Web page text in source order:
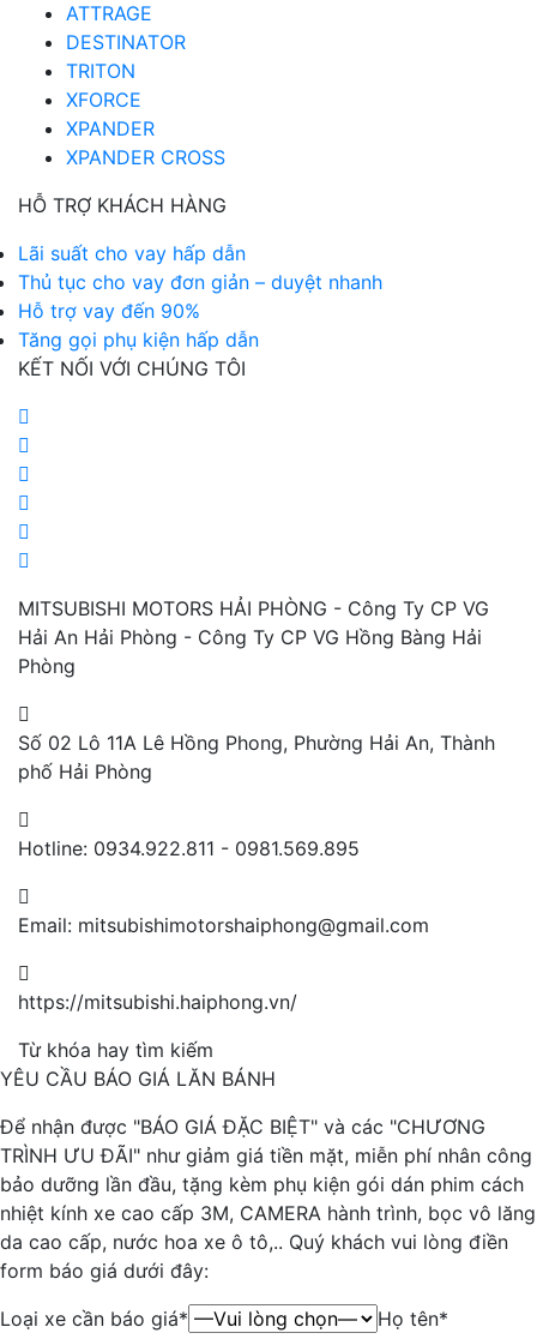
ATTRAGE
DESTINATOR
TRITON
XFORCE
XPANDER
XPANDER CROSS
HỖ TRỢ KHÁCH HÀNG
Lãi suất cho vay hấp dẫn
Thủ tục cho vay đơn giản – duyệt nhanh
Hỗ trợ vay đến 90%
Tăng gọi phụ kiện hấp dẫn
KẾT NỐI VỚI CHÚNG TÔI
MITSUBISHI MOTORS HẢI PHÒNG - Công Ty CP VG
Hải An Hải Phòng - Công Ty CP VG Hồng Bàng Hải
Phòng
Số 02 Lô 11A Lê Hồng Phong, Phường Hải An, Thành
phố Hải Phòng
Hotline: 0934.922.811 - 0981.569.895
Email: mitsubishimotorshaiphong@gmail.com
https://mitsubishi.haiphong.vn/
Từ khóa hay tìm kiếm
YÊU CẦU BÁO GIÁ LĂN BÁNH
Để nhận được "BÁO GIÁ ĐẶC BIỆT" và các "CHƯƠNG
TRÌNH ƯU ĐÃI" như giảm giá tiền mặt, miễn phí nhân công
bảo dưỡng lần đầu, tặng kèm phụ kiện gói dán phim cách
nhiệt kính xe cao cấp 3M, CAMERA hành trình, bọc vô lăng
da cao cấp, nước hoa xe ô tô,.. Quý khách vui lòng điền
form báo giá dưới đây:
Loại xe cần báo giá* Họ tên*